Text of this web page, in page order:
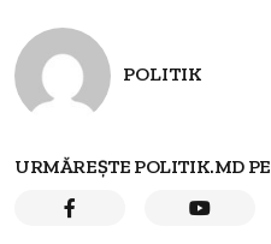
POLITIK
URMĂREȘTE POLITIK.MD PE